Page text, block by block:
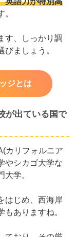
。
す、しっかり調
ましょう。
ジとは
が出ている国で
カリフォルニア
やシカゴ大学な
学。
はじめ、西海岸
ありますね。